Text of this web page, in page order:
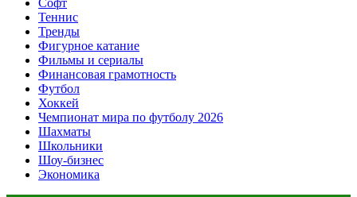
Теннис
Тренды
Фигурное катание
Фильмы и сериалы
Финансовая грамотность
Футбол
Хоккей
Чемпионат мира по футболу 2026
Шахматы
Школьники
Шоу-бизнес
Экономика